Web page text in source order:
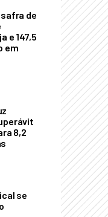
de
e 147,5
em
8,2
se